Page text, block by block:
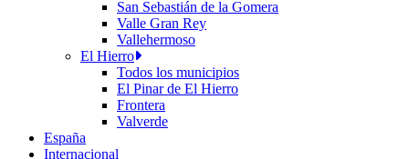
San Sebastián de la Gomera
Valle Gran Rey
Vallehermoso
El Hierro
Todos los municipios
El Pinar de El Hierro
Frontera
Valverde
España
Internacional